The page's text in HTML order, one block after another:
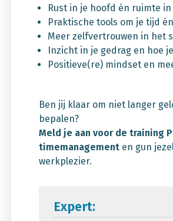
Rust in je hoofd én ruimte
Praktische tools om je tijd
Meer zelfvertrouwen in het
Inzicht in je gedrag en hoe
Positieve(re) mindset en
Ben jij klaar om niet langer
bepalen?
Meld je aan voor de training
timemanagementen gun
werkplezier.
Expert: